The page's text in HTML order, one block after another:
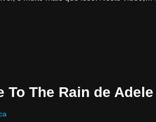
To The Rain de Adele